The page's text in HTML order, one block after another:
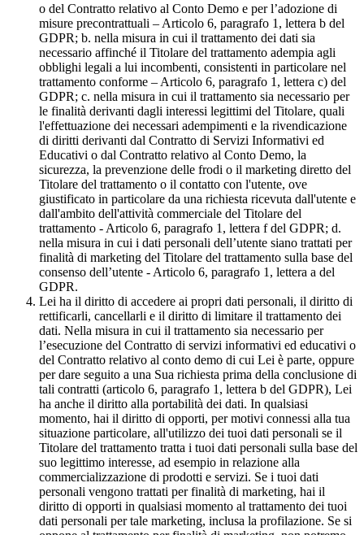
o del Contratto relativo al Conto Demo e per l’adozione di
misure precontrattuali – Articolo 6, paragrafo 1, lettera b del
GDPR; b. nella misura in cui il trattamento dei dati sia
necessario affinché il Titolare del trattamento adempia agli
obblighi legali a lui incombenti, consistenti in particolare nel
trattamento conforme – Articolo 6, paragrafo 1, lettera c) del
GDPR; c. nella misura in cui il trattamento sia necessario per
le finalità derivanti dagli interessi legittimi del Titolare, quali
l'effettuazione dei necessari adempimenti e la rivendicazione
di diritti derivanti dal Contratto di Servizi Informativi ed
Educativi o dal Contratto relativo al Conto Demo, la
sicurezza, la prevenzione delle frodi o il marketing diretto del
Titolare del trattamento o il contatto con l'utente, ove
giustificato in particolare da una richiesta ricevuta dall'utente e
dall'ambito dell'attività commerciale del Titolare del
trattamento - Articolo 6, paragrafo 1, lettera f del GDPR; d.
nella misura in cui i dati personali dell’utente siano trattati per
finalità di marketing del Titolare del trattamento sulla base del
consenso dell’utente - Articolo 6, paragrafo 1, lettera a del
GDPR.
Lei ha il diritto di accedere ai propri dati personali, il diritto di
rettificarli, cancellarli e il diritto di limitare il trattamento dei
dati. Nella misura in cui il trattamento sia necessario per
l’esecuzione del Contratto di servizi informativi ed educativi o
del Contratto relativo al conto demo di cui Lei è parte, oppure
per dare seguito a una Sua richiesta prima della conclusione di
tali contratti (articolo 6, paragrafo 1, lettera b del GDPR), Lei
ha anche il diritto alla portabilità dei dati. In qualsiasi
momento, hai il diritto di opporti, per motivi connessi alla tua
situazione particolare, all'utilizzo dei tuoi dati personali se il
Titolare del trattamento tratta i tuoi dati personali sulla base del
suo legittimo interesse, ad esempio in relazione alla
commercializzazione di prodotti e servizi. Se i tuoi dati
personali vengono trattati per finalità di marketing, hai il
diritto di opporti in qualsiasi momento al trattamento dei tuoi
dati personali per tale marketing, inclusa la profilazione. Se si